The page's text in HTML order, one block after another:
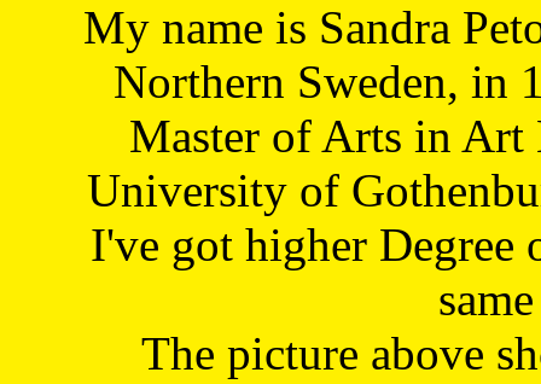
My name is Sandra
Northern Sweden, in
Master of Arts in Art
University of
I've got higher Degree
The picture above